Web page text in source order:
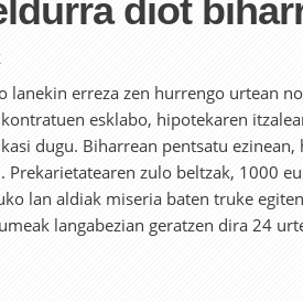
diot
lanekin erreza zen hurrengo urtean
esklabo, hipotekaren
dugu. Biharrean pentsatu
zulo beltzak, 1000
lan aldiak miseria baten truke
langabezian geratzen dira 24